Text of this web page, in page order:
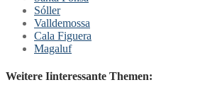
Sóller
Valldemossa
Cala Figuera
Magaluf
Weitere Iinteressante Themen: